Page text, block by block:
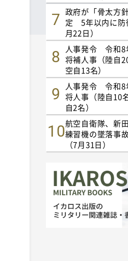
政府が「骨太方
定 5年以内に防
月22日）
人事発令 令和8
将補人事（陸自
空自13名）
人事発令 令和8
将人事（陸自10
自2名）
航空自衛隊、新
練習機の墜落事
（7月31日）